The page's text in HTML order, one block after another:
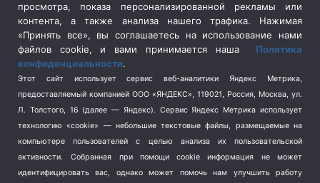
Социальная политика
(3)
Спецоперация в Украине
Спецоперация на Украине
(404)
Спорт (740)
Терроризм (1)
Транспорт (262)
Туризм (178)
просмотра, показа персонализированной рекламы или
контента, а также анализа нашего трафика. Нажимая
«Принять все», вы соглашаетесь на использование нами
файлов cookie, и вами принимается наша Политика
конфиденциальности.
Этот сайт использует сервис веб-аналитики Яндекс Метрика,
предоставляемый компанией ООО «ЯНДЕКС», 119021, Россия, Москва, ул.
Л. Толстого, 16 (далее — Яндекс). Сервис Яндекс Метрика использует
технологию «cookie» — небольшие текстовые файлы, размещаемые на
компьютере пользователей с целью анализа их пользовательской
активности.
Собранная при помощи cookie информация не может
идентифицировать вас, однако может помочь нам улучшить работу